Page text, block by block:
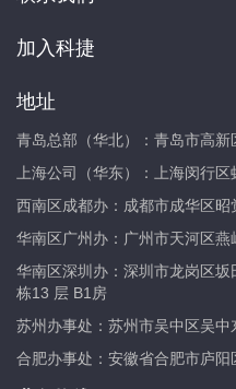
加入科捷
地址
青岛总部（华北）：青岛市高新
上海公司（华东）：上海闵行
西南区成都办：成都市成华区
华南区广州办：广州市天河区
华南区深圳办：深圳市龙岗区
栋13 层 B1房
苏州办事处：苏州市吴中区吴
合肥办事处：安徽省合肥市庐阳